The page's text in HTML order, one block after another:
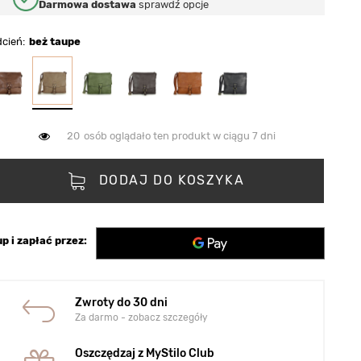
Darmowa dostawa sprawdź opcje
beż taupe
20 osób oglądało ten produkt w ciągu 7 dni
DODAJ DO KOSZYKA
i zapłać przez:
Zwroty do 30 dni
Za darmo - zobacz szczegóły
Oszczędzaj z MyStilo Club